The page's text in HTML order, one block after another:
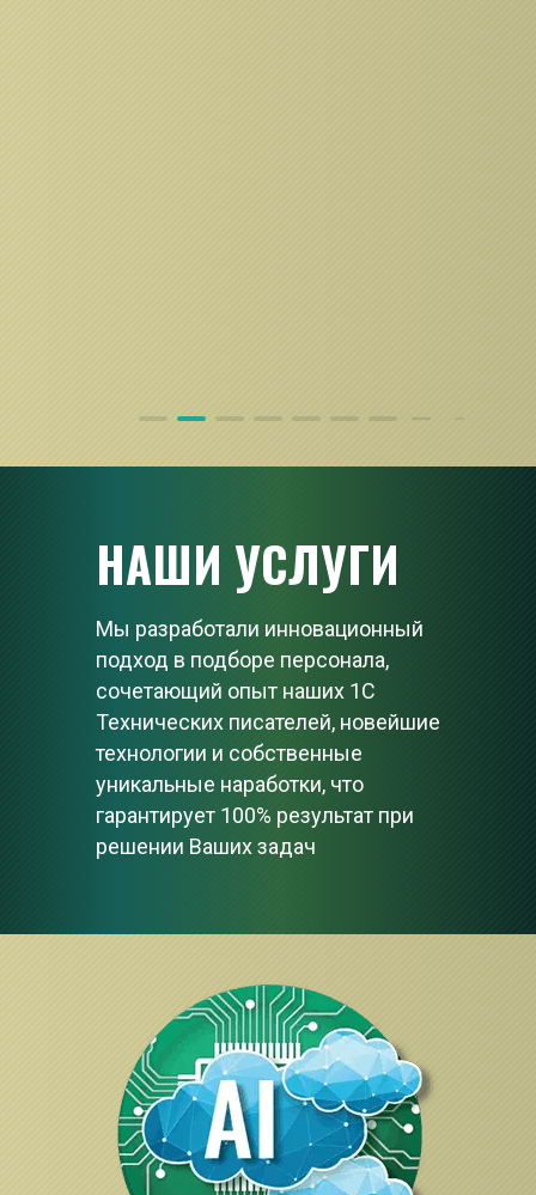
НАШИ УСЛУГИ
Мы разработали инновационный
подход в подборе персонала,
сочетающий опыт наших 1С
Технических писателей, новейшие
технологии и собственные
уникальные наработки, что
гарантирует 100% результат при
решении Ваших задач